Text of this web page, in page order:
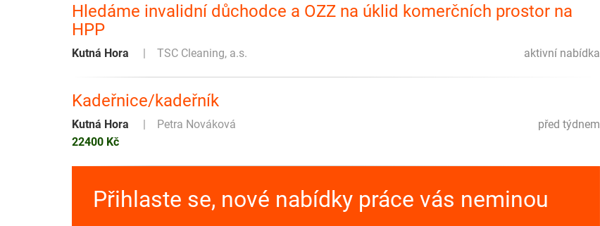
Hledáme invalidní důchodce a OZZ na úklid komerčních prostor na
HPP
aktivní nabídka
Kutná Hora TSC Cleaning, a.s.
Kadeřnice/kadeřník
před týdnem
Kutná Hora
Petra Nováková
22400 Kč
Přihlaste se, nové nabídky práce vás neminou